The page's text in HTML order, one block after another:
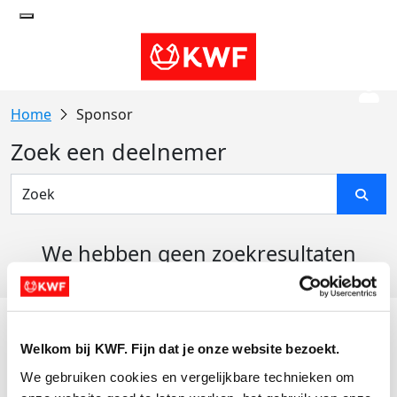
Welkom bij KWF. Fijn dat je onze website bezoekt.
We gebruiken cookies en vergelijkbare technieken om
Sponsor
Zoek een deelnemer
We hebben geen zoekresultaten
Actiematerialen
Evenementen